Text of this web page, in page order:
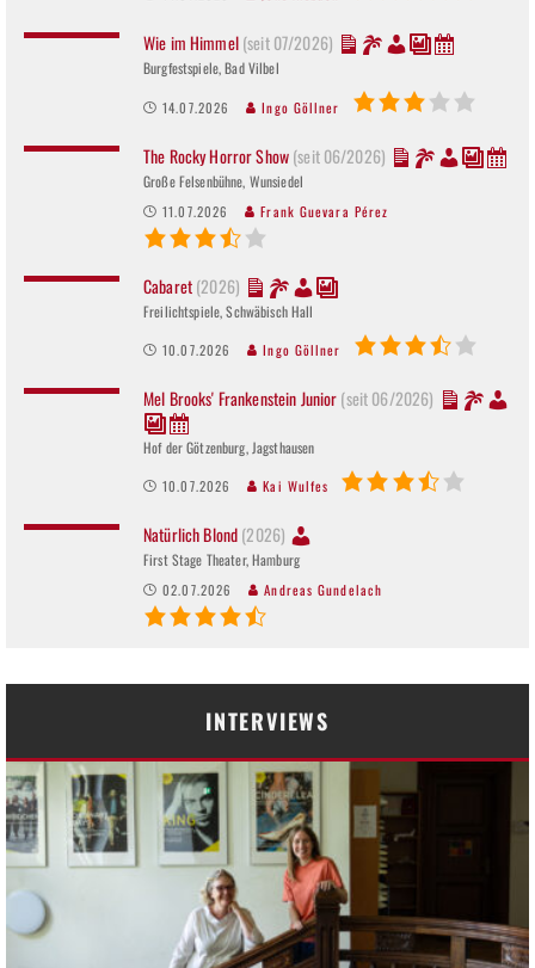
Wie im Himmel(seit 07/2026)
Burgfestspiele, Bad Vilbel
14.07.2026 Ingo Göllner
The Rocky Horror Show(seit 06/2026)
Große Felsenbühne, Wunsiedel
11.07.2026 Frank Guevara Pérez
Cabaret(2026)
Freilichtspiele, Schwäbisch Hall
10.07.2026 Ingo Göllner
Mel Brooks' Frankenstein Junior(seit 06/2026)
Hof der Götzenburg, Jagsthausen
10.07.2026 Kai Wulfes
Natürlich Blond(2026)
First Stage Theater, Hamburg
02.07.2026 Andreas Gundelach
INTERVIEWS